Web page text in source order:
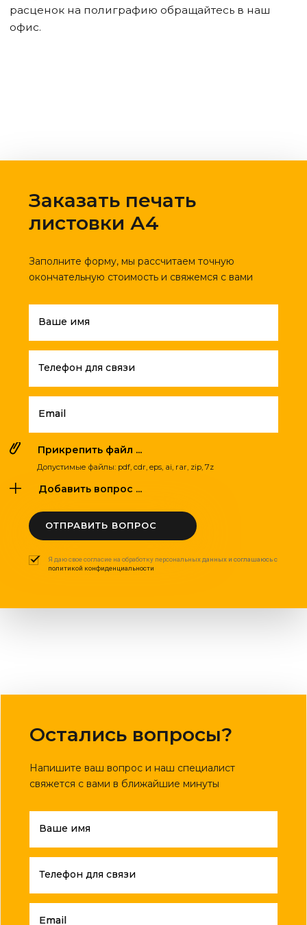
расценок на полиграфию обращайтесь в наш
офис.
Заказать печать
листовки А4
Заполните форму, мы рассчитаем точную
окончательную стоимость и свяжемся с вами
Ваше имя
Телефон для связи
Email
Прикрепить файл ...
Допустимые файлы: pdf, cdr, eps, ai, rar, zip, 7z
Добавить вопрос ...
ОТПРАВИТЬ ВОПРОС
Я даю свое согласие на обработку персональных данных и соглашаюсь с
политикой конфиденциальности
Остались вопросы?
Напишите ваш вопрос и наш специалист
свяжется с вами в ближайшие минуты
Ваше имя
Телефон для связи
Email